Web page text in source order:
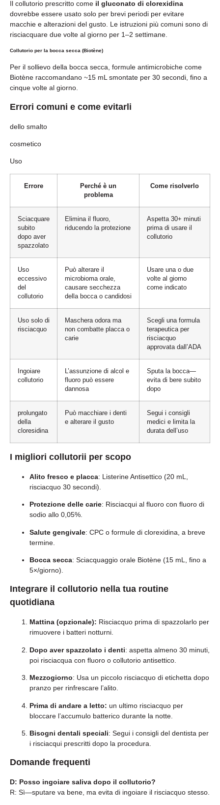
Il collutorio prescritto come il gluconato di clorexidina
dovrebbe essere usato solo per brevi periodi per evitare
macchie e alterazioni del gusto. Le istruzioni più comuni sono di
risciacquare due volte al giorno per 1–2 settimane.
Collutorio per la bocca secca (Biotène)
Per il sollievo della bocca secca, formule antimicrobiche come
Biotène raccomandano ~15 mL smontate per 30 secondi, fino a
cinque volte al giorno.
Errori comuni e come evitarli
dello smalto
cosmetico
Uso
Errore
Perché è un
problema
Come risolverlo
Sciacquare
subito
dopo aver
spazzolato
Elimina il fluoro,
riducendo la protezione
Aspetta 30+ minuti
prima di usare il
collutorio
Uso
eccessivo
del
collutorio
Può alterare il
microbioma orale,
causare secchezza
della bocca o candidosi
Usare una o due
volte al giorno
come indicato
Uso solo di
risciacquo
Maschera odora ma
non combatte placca o
carie
Scegli una formula
terapeutica per
risciacquo
approvata dall’ADA
Ingoiare
collutorio
L’assunzione di alcol e
fluoro può essere
dannosa
Sputa la bocca—
evita di bere subito
dopo
prolungato
della
cloresidina
Può macchiare i denti
e alterare il gusto
Segui i consigli
medici e limita la
durata dell’uso
I migliori collutorii per scopo
Alito fresco e placca: Listerine Antisettico (20 mL,
risciacquo 30 secondi).
Protezione delle carie: Risciacqui al fluoro con fluoro di
sodio allo 0,05%.
Salute gengivale: CPC o formule di clorexidina, a breve
termine.
Bocca secca: Sciacquaggio orale Biotène (15 mL, fino a
5×/giorno).
Integrare il collutorio nella tua routine
quotidiana
Mattina (opzionale): Risciacquo prima di spazzolarlo per
rimuovere i batteri notturni.
Dopo aver spazzolato i denti: aspetta almeno 30 minuti,
poi risciacqua con fluoro o collutorio antisettico.
Mezzogiorno: Usa un piccolo risciacquo di etichetta dopo
pranzo per rinfrescare l’alito.
Prima di andare a letto: un ultimo risciacquo per
bloccare l’accumulo batterico durante la notte.
Bisogni dentali speciali: Segui i consigli del dentista per
i risciacqui prescritti dopo la procedura.
Domande frequenti
D: Posso ingoiare saliva dopo il collutorio?
R: Sì—sputare va bene, ma evita di ingoiare il risciacquo stesso.